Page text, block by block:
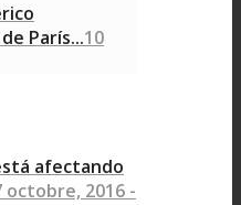
París...10
afectando
octobre, 2016 -